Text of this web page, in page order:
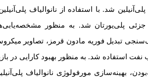
شد. با استفاده از نانوالیاف
جزئی پلی‌یورتان شد. به منظور
تبدیل فوریه مادون قرمز، تصاویر
استفاده شد. به منظور بهبود کارایی در
بهینه‌سازی مورفولوژی نانوالیاف